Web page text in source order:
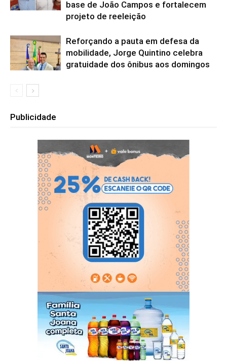
base de João Campos e fortalecem
projeto de reeleição
Reforçando a pauta em defesa da
mobilidade, Jorge Quintino celebra
gratuidade dos ônibus aos domingos
Publicidade